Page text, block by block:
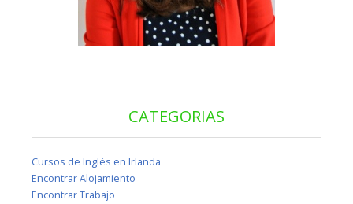
CATEGORIAS
Cursos de Inglés en Irlanda
Encontrar Alojamiento
Encontrar Trabajo